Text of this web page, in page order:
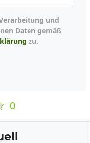
Daten gemäß
zu.
0